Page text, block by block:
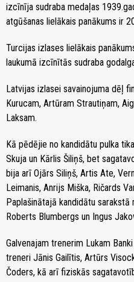
izcīnīja sudraba medaļas
atgūšanas lielākais panākums ir
Turcijas izlases lielākais
laukumā izcīnītās sudraba
Latvijas izlasei savainojuma dēļ
Kurucam, Artūram Strautiņam,
Laksam.
Kā pēdējie no kandidātu pulka
Skuja un Kārlis Šiliņš, bet
bija arī Ojārs Siliņš, Artis Ate,
Leimanis, Anrijs Miška, Ričards
Paplašinātajā kandidātu
Roberts Blumbergs un Ingus
Galvenajam trenerim Lukam
treneri Jānis Gailītis, Artūrs
Čoders, kā arī fiziskās